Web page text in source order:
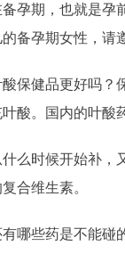
孕期，也就是孕
备孕期女性，请
健品更好吗？保
酸。国内的叶酸
时候开始补，又
合维生素。
些药是不能碰的